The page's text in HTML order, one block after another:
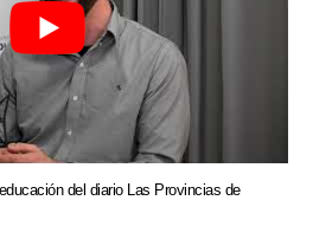
del diario Las Provincias de